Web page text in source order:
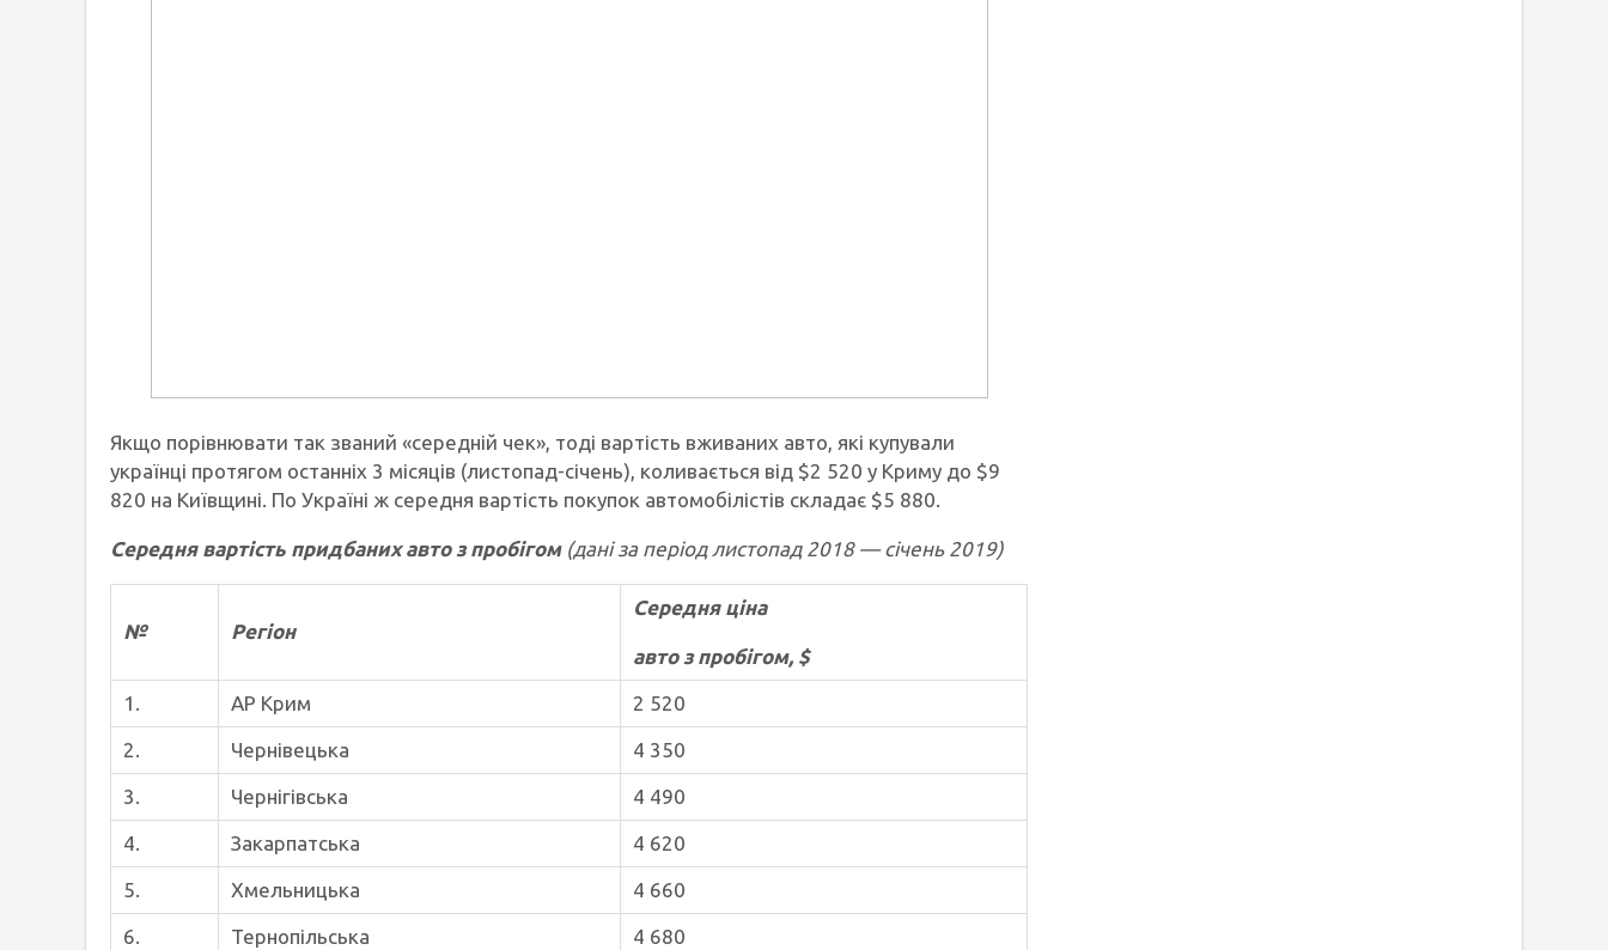
Якщо порівнювати так званий «середній чек», тоді вартість вживаних авто, які купували
українці протягом останніх 3 місяців (листопад-січень), коливається від $2 520 у Криму до $9
820 на Київщині. По Україні ж середня вартість покупок автомобілістів складає $5 880.
Середня вартість придбаних авто з пробігом (дані за період листопад 2018 — січень 2019)
№ Регіон
Середня ціна
авто з пробігом, $
1. АР Крим 2 520
2. Чернівецька 4 350
3. Чернігівська 4 490
4. Закарпатська 4 620
5. Хмельницька 4 660
6. Тернопільська 4 680